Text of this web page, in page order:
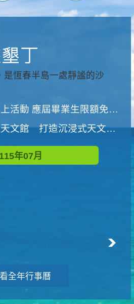
動 應屆畢業生限額免費參加
館 打造沉浸式天文探索營隊
115年07月
全年行事曆